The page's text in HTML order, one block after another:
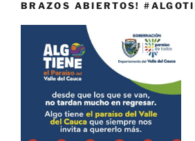
BRAZOS ABIERTOS!